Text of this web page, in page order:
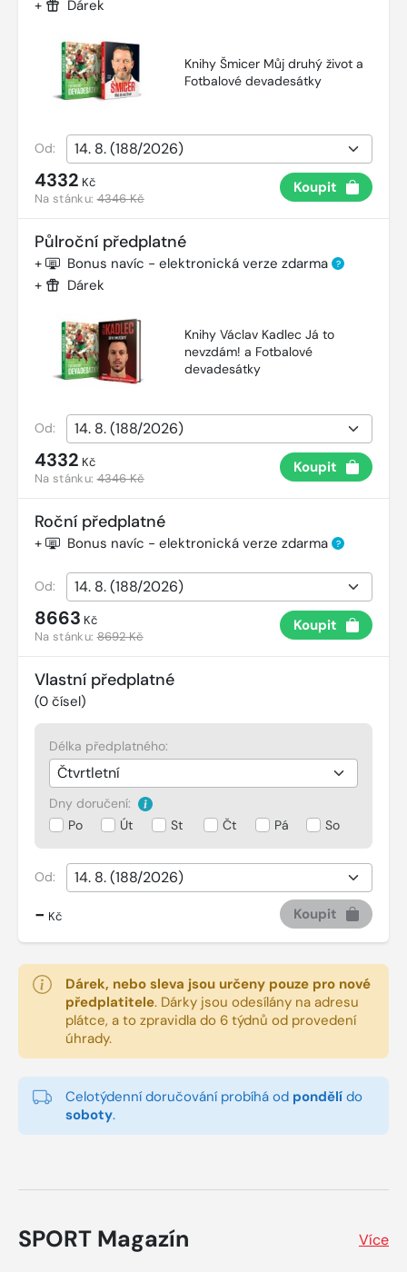
+ Dárek
Knihy Šmicer Můj druhý život a
Fotbalové devadesátky
Od:
4332 Kč
Na stánku:4346 Kč
Koupit
Půlroční předplatné
+ Bonus navíc - elektronická verze zdarma ?
+ Dárek
Knihy Václav Kadlec Já to
nevzdám! a Fotbalové
devadesátky
Od:
4332 Kč
Na stánku:4346 Kč
Koupit
Roční předplatné
+ Bonus navíc - elektronická verze zdarma ?
Od:
8663 Kč
Na stánku:8692 Kč
Koupit
Vlastní předplatné
(0 čísel)
Délka předplatného:
Dny doručení:
Po
Út St Čt Pá So
Od:
- Kč Koupit
Dárek, nebo sleva jsou určeny pouze pro nové
předplatitele. Dárky jsou odesílány na adresu
plátce, a to zpravidla do 6 týdnů od provedení
úhrady.
Celotýdenní doručování probíhá od pondělí do
soboty.
SPORT Magazín Více